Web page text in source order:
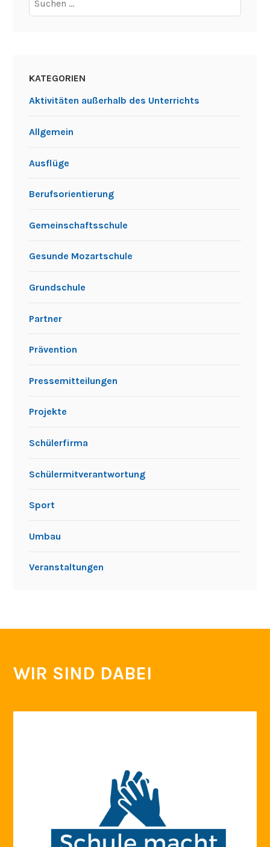
KATEGORIEN
Aktivitäten außerhalb des Unterrichts
Allgemein
Ausflüge
Berufsorientierung
Gemeinschaftsschule
Gesunde Mozartschule
Grundschule
Partner
Prävention
Pressemitteilungen
Projekte
Schülerfirma
Schülermitverantwortung
Sport
Umbau
Veranstaltungen
WIR SIND DABEI